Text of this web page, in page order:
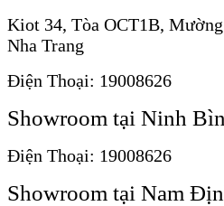
Kiot 34, Tòa OCT1B,
Nha Trang
Điện Thoại: 19008626
Showroom tại Ninh
Điện Thoại: 19008626
Showroom tại Nam